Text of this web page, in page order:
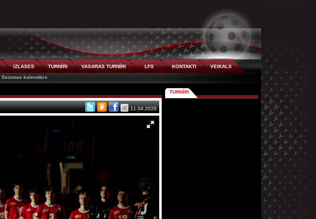
IZLASES TURNĪRI VASARAS TURNĪRI LFS KONTAKTI
VEIKALS
Sezonas kalendārs
11.04.2026
TURNĪRI